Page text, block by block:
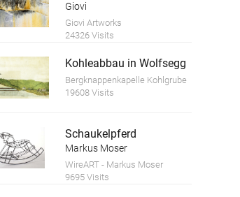
Giovi
Giovi Artworks
24326 Visits
Kohleabbau in Wolfsegg
Bergknappenkapelle Kohlgrube
19608 Visits
Schaukelpferd
Markus Moser
WireART - Markus Moser
9695 Visits